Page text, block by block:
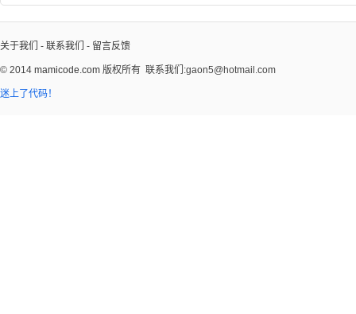
关于我们 - 联系我们 - 留言反馈
© 2014 mamicode.com 版权所有 联系我们:gaon5@hotmail.com
迷上了代码！